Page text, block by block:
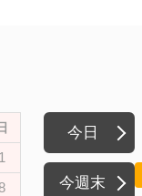
今日
今週末